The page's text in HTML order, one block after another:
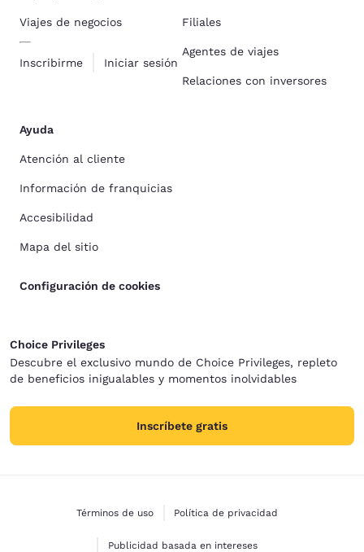
Viajes de negocios
Inscribirme Iniciar sesión
Filiales
Agentes de viajes
Relaciones con inversores
Ayuda
Atención al cliente
Información de franquicias
Accesibilidad
Mapa del sitio
Configuración de cookies
Choice Privileges
Descubre el exclusivo mundo de Choice Privileges, repleto
de beneficios inigualables y momentos inolvidables
Inscríbete gratis
Términos de uso Política de privacidad
Publicidad basada en intereses